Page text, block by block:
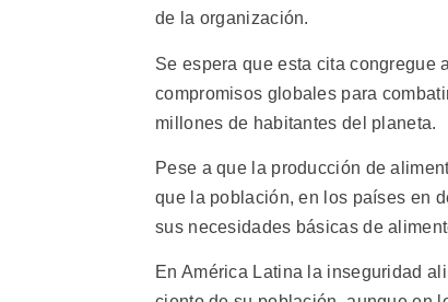
de la organización.
Se espera que esta cita congregue
compromisos globales para
millones de habitantes del planeta.
Pese a que la producción de
que la población, en los países en
sus necesidades básicas de
En América Latina la inseguridad